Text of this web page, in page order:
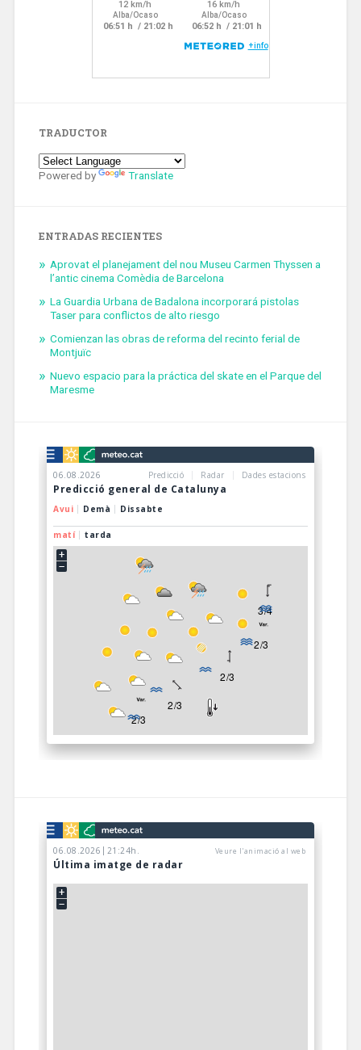
TRADUCTOR
Powered by Translate
ENTRADAS RECIENTES
Aprovat el planejament del nou Museu Carmen Thyssen a
l’antic cinema Comèdia de Barcelona
La Guardia Urbana de Badalona incorporará pistolas
Taser para conflictos de alto riesgo
Comienzan las obras de reforma del recinto ferial de
Montjuïc
Nuevo espacio para la práctica del skate en el Parque del
Maresme